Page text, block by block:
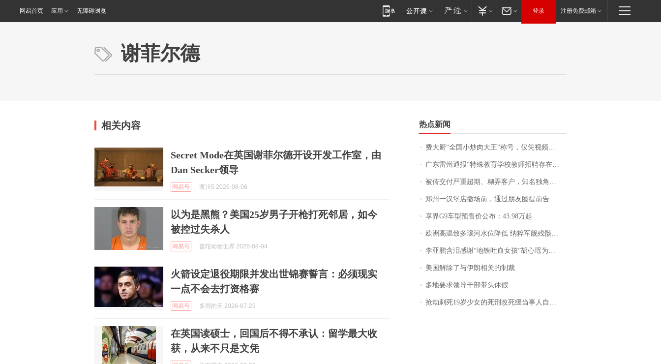
网易首页 应用 无障碍浏览 登录 注册免费邮箱
谢菲尔德
相关内容
Secret Mode在英国谢菲尔德开设开发工作室，由
Dan Secker领导
网易号 渡川5 2026-08-06
以为是黑熊？美国25岁男子开枪打死邻居，如今
被控过失杀人
网易号 普陀动物世界 2026-08-04
火箭设定退役期限并发出世锦赛誓言：必须现实
一点不会去打资格赛
网易号 多雨的天 2026-07-29
在英国读硕士，回国后不得不承认：留学最大收
获，从来不只是文凭
热点新闻
费大厨“全国小炒肉大王”称号，仅凭视频评出？中国烹饪协会回应
广东雷州通报“特殊教育学校教师招聘存在违规行为”：已启动问责程序 副校长被停职
被传交付严重超期、糊弄客户，知名独角兽车企创始人回应：都没证据，将依法采取措施，“本人长期与美国交管局保持沟通，对方表示肯定”
郑州一汉堡店撤场前，通过朋友圈提前告知逐一退费，有顾客仅剩1元也全被退回，分文不少；顾客：言而有信，让人感动
享界G9车型预售价公布：43.98万起
欧洲高温致多瑙河水位降低 纳粹军舰残骸重见天日
李亚鹏含泪感谢“地铁吐血女孩”胡心瑶为嫣然天使捐99999元：这份捐赠太沉重，尊重其捐赠意愿，个人向胡心瑶和她的病友之家各捐赠99999元
美国解除了与伊朗相关的制裁
多地要求领导干部带头休假
抢劫刺死19岁少女的死刑改死缓当事人自述：出狱11年间始终刻意躲避被害人家属